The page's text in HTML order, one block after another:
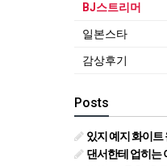
BJ스트리머
일본스타
감상후기
Posts
있지 예지 화이트
댄서한테 업히는